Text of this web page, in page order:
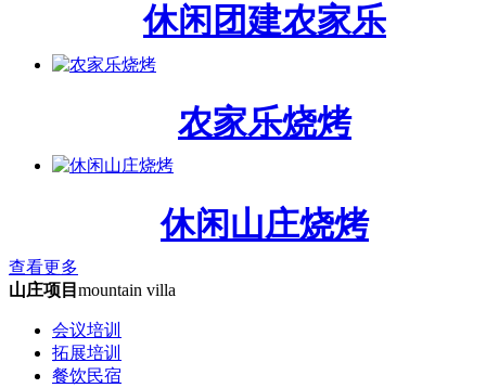
休闲团建农家乐
农家乐烧烤
休闲山庄烧烤
查看更多
山庄项目 mountain villa
会议培训
拓展培训
餐饮民宿